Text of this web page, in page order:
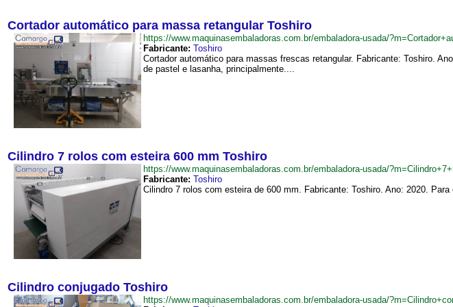
Cortador automático para massa retangular Toshiro
https://www.maquinasembaladoras.com.br/embaladora-usada/
Fabricante: Toshiro
Cortador automático para massas frescas retangular. Fabricante: Toshiro.
de pastel e lasanha, principalmente....
Cilindro 7 rolos com esteira 600 mm Toshiro
https://www.maquinasembaladoras.com.br/embaladora-usada/
Fabricante: Toshiro
Cilindro 7 rolos com esteira de 600 mm. Fabricante: Toshiro. Ano: 2020.
Cilindro conjugado Toshiro
https://www.maquinasembaladoras.com.br/embaladora-usada/